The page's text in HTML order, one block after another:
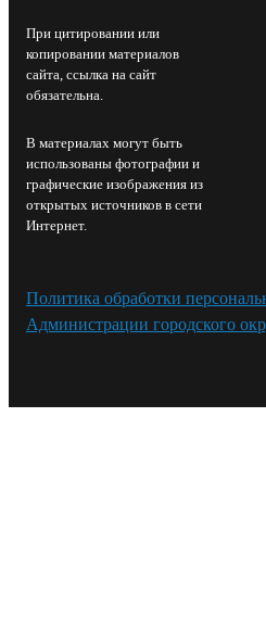
При цитировании или
копировании материалов
сайта, ссылка на сайт
обязательна.
В материалах могут быть
использованы фотографии и
графические изображения из
открытых источников в сети
Интернет.
Политика обработки
Администрации городского